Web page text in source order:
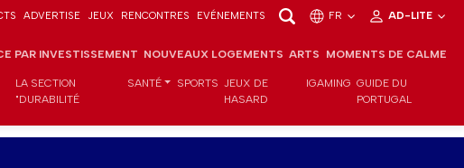
ADVERTISE JEUX RENCONTRES EVÉNEMENTS FR AD-LITE
PAR INVESTISSEMENT NOUVEAUX LOGEMENTS ARTS MOMENTS DE CALME
LA SECTION
"DURABILITÉ
SANTÉ SPORTS JEUX DE
HASARD
IGAMING GUIDE DU
PORTUGAL